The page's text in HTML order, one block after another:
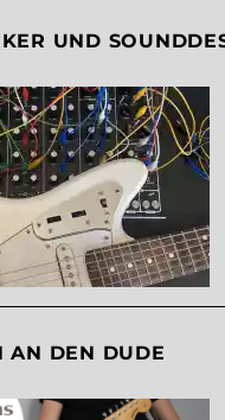
UND
AN DEN DUDE